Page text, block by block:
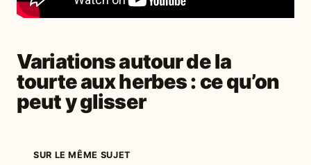
Variations autour de la
tourte aux herbes : ce qu’on
peut y glisser
SUR LE MÊME SUJET